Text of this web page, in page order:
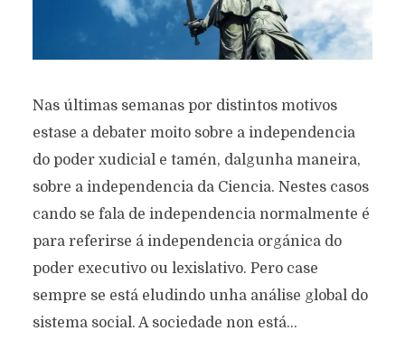
Nas últimas semanas por distintos motivos
estase a debater moito sobre a independencia
do poder xudicial e tamén, dalgunha maneira,
sobre a independencia da Ciencia. Nestes casos
cando se fala de independencia normalmente é
para referirse á independencia orgánica do
poder executivo ou lexislativo. Pero case
sempre se está eludindo unha análise global do
sistema social. A sociedade non está...